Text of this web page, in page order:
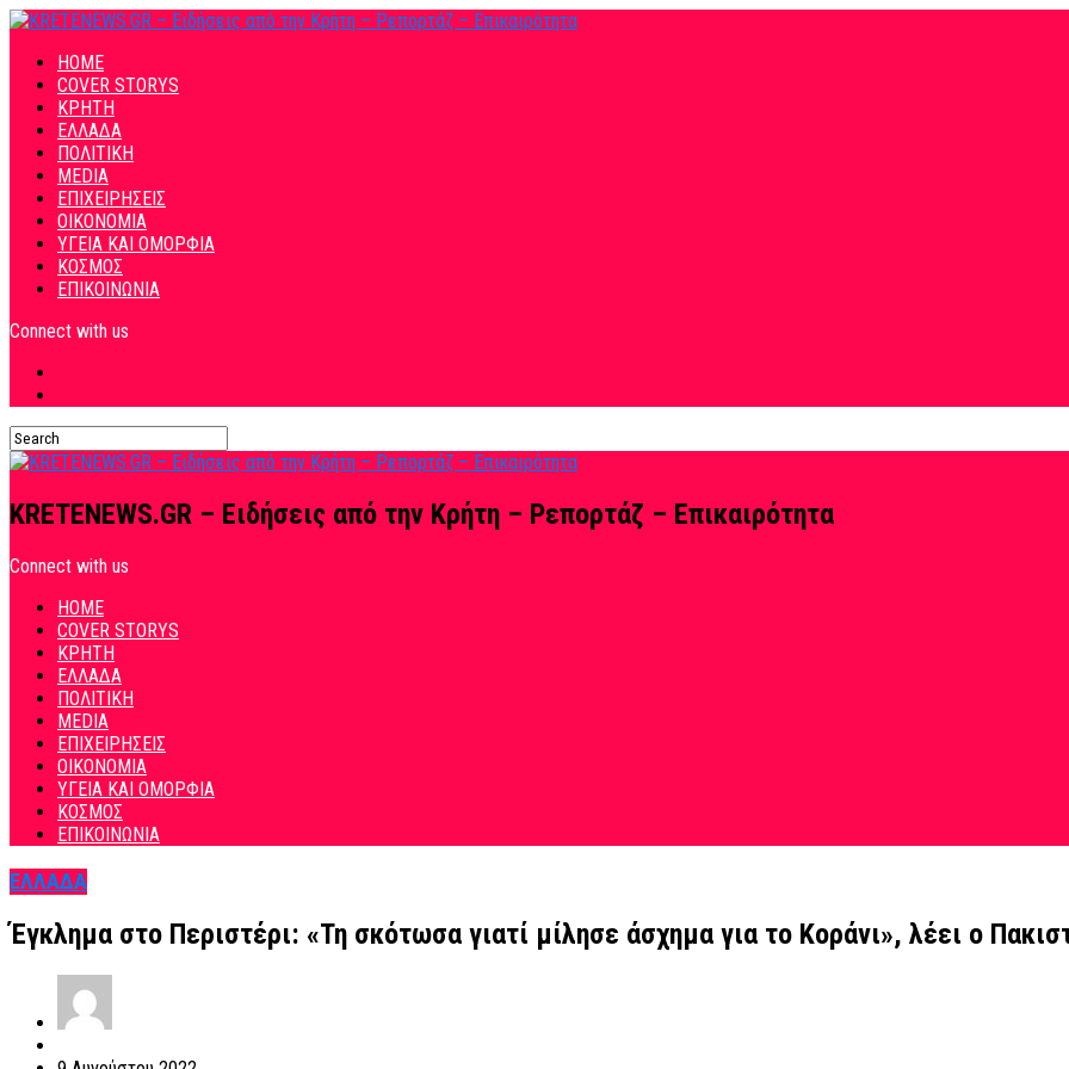
HOME
COVER STORYS
ΚΡΗΤΗ
ΕΛΛΑΔΑ
ΠΟΛΙΤΙΚΗ
MEDIA
ΕΠΙΧΕΙΡΗΣΕΙΣ
ΟΙΚΟΝΟΜΙΑ
ΥΓΕΙΑ ΚΑΙ ΟΜΟΡΦΙΑ
ΚΟΣΜΟΣ
ΕΠΙΚΟΙΝΩΝΙΑ
Connect with us
KRETENEWS.GR – Ειδήσεις από την Κρήτη – Ρεπορτάζ – Επικαιρότητα
Connect with us
HOME
COVER STORYS
ΚΡΗΤΗ
ΕΛΛΑΔΑ
ΠΟΛΙΤΙΚΗ
MEDIA
ΕΠΙΧΕΙΡΗΣΕΙΣ
ΟΙΚΟΝΟΜΙΑ
ΥΓΕΙΑ ΚΑΙ ΟΜΟΡΦΙΑ
ΚΟΣΜΟΣ
ΕΠΙΚΟΙΝΩΝΙΑ
ΕΛΛΑΔΑ
Έγκλημα στο Περιστέρι: «Τη σκότωσα γιατί μίλησε άσχημα για το Κοράνι», λέει ο